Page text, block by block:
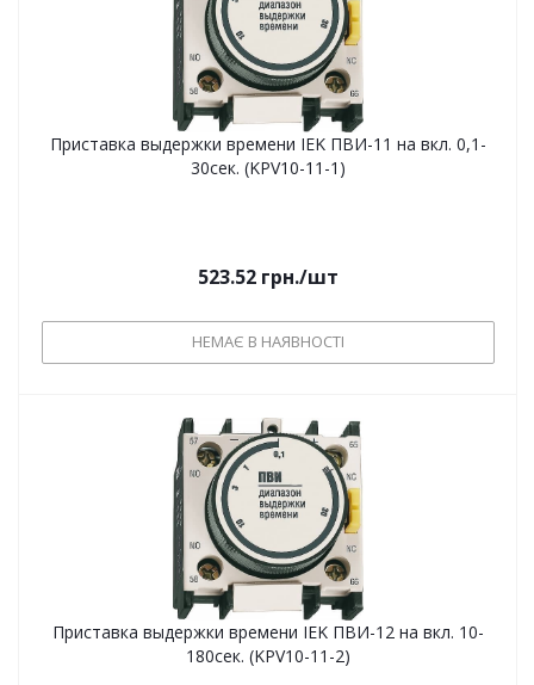
Приставка выдержки времени IEK ПВИ-11 на вкл. 0,1-
30сек. (KPV10-11-1)
523.52 грн./шт
НЕМАЄ В НАЯВНОСТІ
Приставка выдержки времени IEK ПВИ-12 на вкл. 10-
180сек. (KPV10-11-2)